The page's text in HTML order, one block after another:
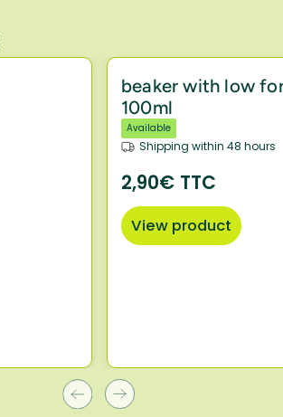
beaker with low
100ml
Available
Shipping within 48 hours
2,90€ TTC
View product